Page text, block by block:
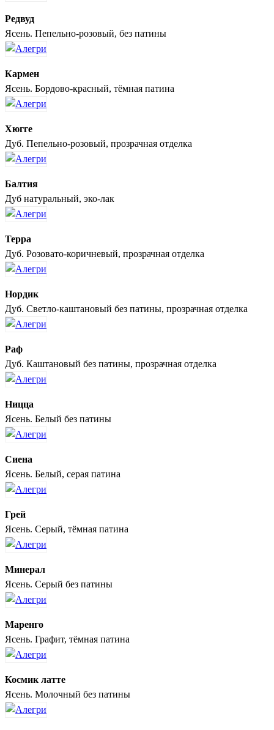
Редвуд
Ясень. Пепельно-розовый, без патины
Кармен
Ясень. Бордово-красный, тёмная патина
Хюгге
Дуб. Пепельно-розовый, прозрачная отделка
Балтия
Дуб натуральный, эко-лак
Терра
Дуб. Розовато-коричневый, прозрачная отделка
Нордик
Дуб. Светло-каштановый без патины, прозрачная отделка
Раф
Дуб. Каштановый без патины, прозрачная отделка
Ницца
Ясень. Белый без патины
Сиена
Ясень. Белый, серая патина
Грей
Ясень. Серый, тёмная патина
Минерал
Ясень. Серый без патины
Маренго
Ясень. Графит, тёмная патина
Космик латте
Ясень. Молочный без патины